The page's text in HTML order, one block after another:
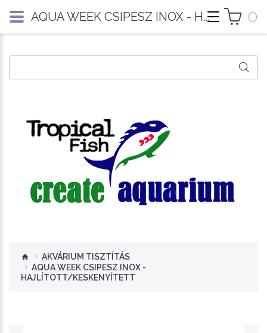
0
AKVÁRIUM TISZTÍTÁS
AQUA WEEK CSIPESZ INOX -
HAJLÍTOTT/KESKENYÍTETT
AQUA WEEK CSIPESZ INOX - HAJLÍTOTT/KESKENYÍTETT